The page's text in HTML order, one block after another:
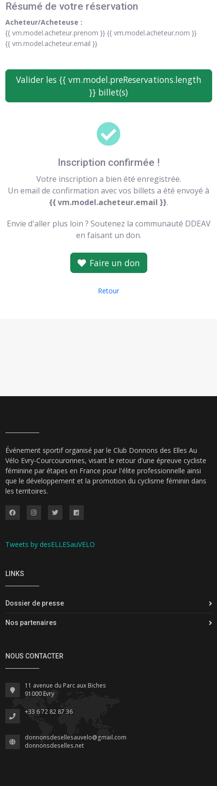
Résumé de votre réservation
Acheteur/Acheteuse :
{{ vm.model.acheteur.prenom }} {{ vm.model.acheteur.nom }}
{{ vm.model.acheteur.email }}
Valider les {{ vm.model.preReservations.length
}} billet(s)
Inscription confirmée !
Votre inscription a bien été enregistrée.
Un email de confirmation avec vos billets a été envoyé à
{{ vm.model.acheteur.email }}.
Envie d'aller plus loin ? Soutenez la communauté DDEAV
en faisant un don.
Faire un don
Retour
Événement sportif organisé par le Club Donnons des Elles Au
Vélo Evry-Courcouronnes, visant le retour d'une épreuve cycliste
féminine par étapes en France pour l'élite professionnelle ainsi
que le développement et la promotion du cyclisme féminin dans
les territoires.
Tweets by desELLESauVELO
LINKS
Dossier de presse
Nos partenaires
NOUS CONTACTER
11 avenue du Parc aux Biches
91000 Evry
+33 6 72 82 87 36
donnonsdesellesauvelo@gmail.com
donnonsdeselles.net